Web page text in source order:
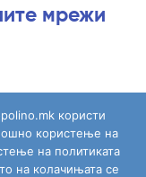
мрежи
користи
користење на
на политиката
на колачињата се